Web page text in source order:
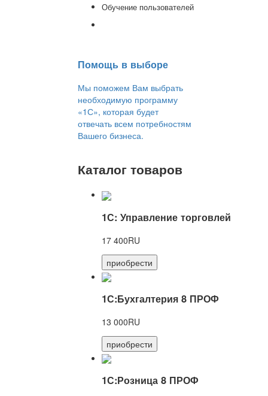
Обучение пользователей
Помощь в выборе
Мы поможем Вам выбрать
необходимую программу
«1С», которая будет
отвечать всем потребностям
Вашего бизнеса.
Каталог товаров
1С: Управление торговлей
17 400RU
приобрести
1С:Бухгалтерия 8 ПРОФ
13 000RU
приобрести
1С:Розница 8 ПРОФ